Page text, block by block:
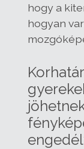
hogy a
hogyan